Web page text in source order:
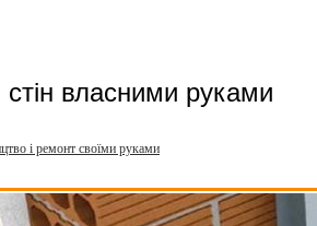
стін власними руками
і ремонт своїми руками